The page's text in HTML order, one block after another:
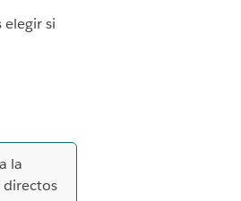
elegir si
la
directos